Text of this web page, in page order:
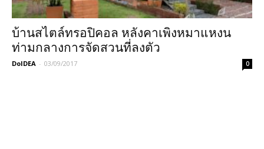
บ้านสไตล์ทรอปิคอล หลังคาเพิงหมาแหงน
ท่ามกลางการจัดสวนที่ลงตัว
DoIDEA - 03/09/2017 0